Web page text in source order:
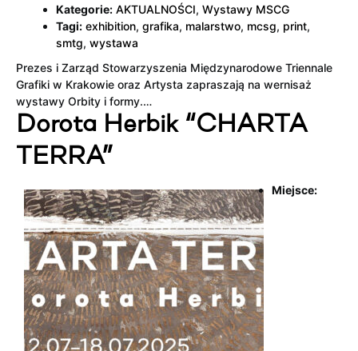
Kategorie: AKTUALNOŚCI, Wystawy MSCG
Tagi: exhibition, grafika, malarstwo, mcsg, print,
smtg, wystawa
Prezes i Zarząd Stowarzyszenia Międzynarodowe Triennale
Grafiki w Krakowie oraz Artysta zapraszają na wernisaż
wystawy Orbity i formy.…
Dorota Herbik “CHARTA
TERRA”
Miejsce: